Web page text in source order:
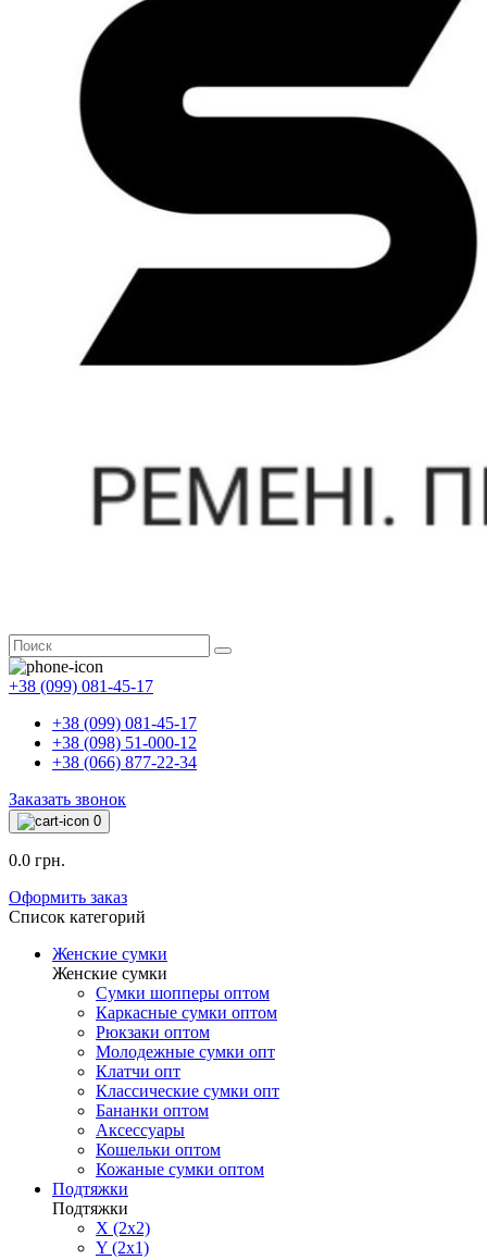
+38 (099) 081-45-17
+38 (099) 081-45-17
+38 (098) 51-000-12
+38 (066) 877-22-34
Заказать звонок
0
0.0 грн.
Оформить заказ
Список категорий
Женские сумки
Женские сумки
Сумки шопперы оптом
Каркасные сумки оптом
Рюкзаки оптом
Молодежные сумки опт
Клатчи опт
Классические сумки опт
Бананки оптом
Аксессуары
Кошельки оптом
Кожаные сумки оптом
Подтяжки
Подтяжки
X (2x2)
Y (2x1)